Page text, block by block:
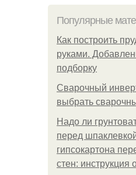
Популярные
Как построить
руками.
подборку
Сварочный
выбрать
Надо ли
перед
гипсокартона
стен: инструкция